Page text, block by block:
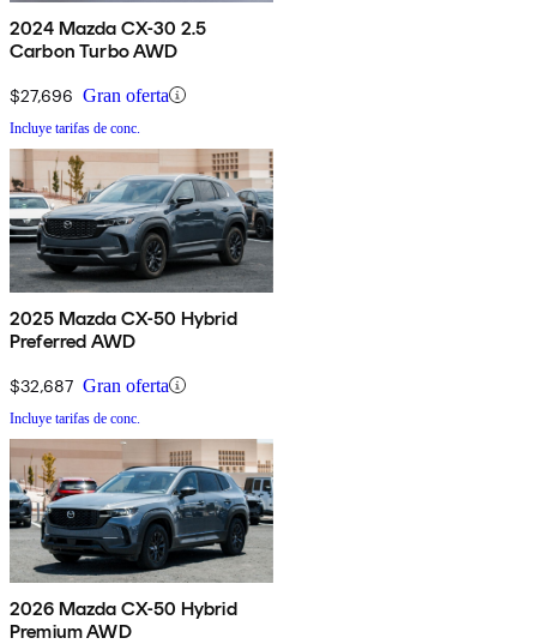
2024 Mazda CX-30 2.5
Carbon Turbo AWD
$27,696 Gran oferta
Incluye tarifas de conc.
2025 Mazda CX-50 Hybrid
Preferred AWD
$32,687 Gran oferta
Incluye tarifas de conc.
2026 Mazda CX-50 Hybrid
Premium AWD